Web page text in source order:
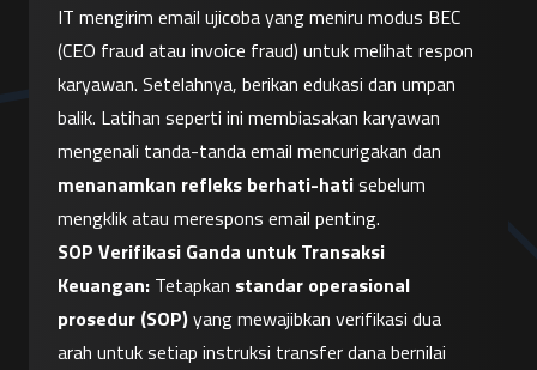
IT mengirim email ujicoba yang meniru modus BEC
(CEO fraud atau invoice fraud) untuk melihat respon
karyawan. Setelahnya, berikan edukasi dan umpan
balik. Latihan seperti ini membiasakan karyawan
menanamkan refleks berhati-hati sebelum
mengklik atau merespons email penting.
SOP Verifikasi Ganda untuk Transaksi
Keuangan: Tetapkan standar operasional
prosedur (SOP) yang mewajibkan verifikasi dua
arah untuk setiap instruksi transfer dana bernilai